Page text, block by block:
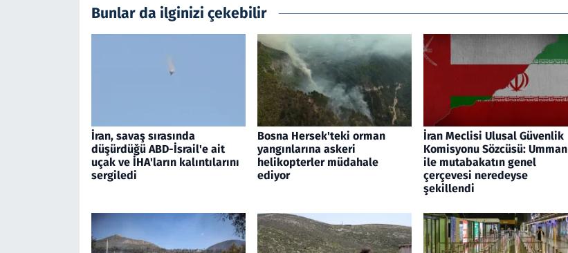
Bunlar da ilginizi çekebilir
İran, savaş sırasında
düşürdüğü ABD-İsrail'e ait
uçak ve İHA'ların kalıntılarını
sergiledi
Bosna Hersek'teki orman
yangınlarına askeri
helikopterler müdahale
ediyor
İran Meclisi Ulusal Güvenlik
Komisyonu Sözcüsü: Umman
ile mutabakatın genel
çerçevesi neredeyse
şekillendi